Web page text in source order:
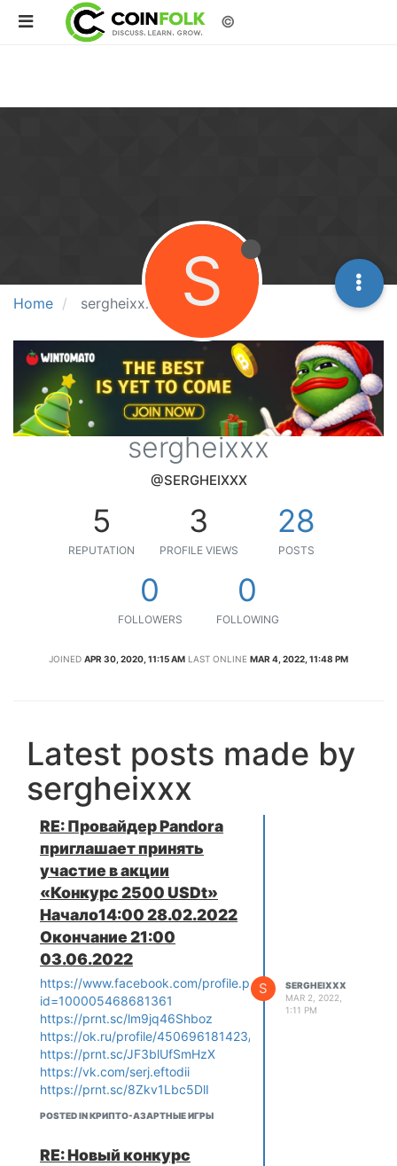
©
Home sergheixxx S
sergheixxx
@SERGHEIXXX
5
REPUTATION
3
PROFILE VIEWS
28
POSTS
0
FOLLOWERS
0
FOLLOWING
JOINED APR 30, 2020, 11:15 AM LAST ONLINE MAR 4, 2022, 11:48 PM
Latest posts made by
sergheixxx
RE: Провайдер Pandora
приглашает принять
участие в акции
«Конкурс 2500 USDt»
Начало14:00 28.02.2022
Окончание 21:00
03.06.2022
https://www.facebook.com/profile.php?
id=100005468681361
https://prnt.sc/lm9jq46Shboz
https://ok.ru/profile/450696181423/statuses
https://prnt.sc/JF3blUfSmHzX
https://vk.com/serj.eftodii
https://prnt.sc/8Zkv1Lbc5DlI
POSTED IN КРИПТО-АЗАРТНЫЕ ИГРЫ
S
SERGHEIXXX
MAR 2, 2022,
1:11 PM
RE: Новый конкурс